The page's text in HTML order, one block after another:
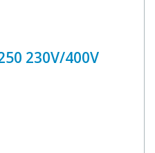
230V/400V